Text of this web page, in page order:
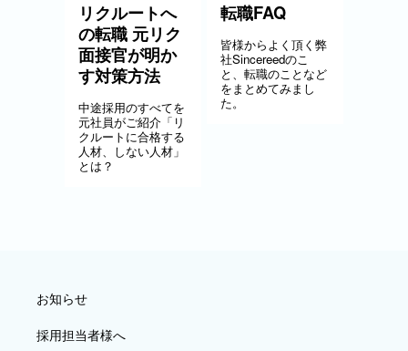
リクルートへ
の転職 元リク
面接官が明か
す対策方法
中途採用のすべてを
元社員がご紹介「リ
クルートに合格する
人材、しない人材」
とは？
転職FAQ
皆様からよく頂く弊
社Sincereedのこ
と、転職のことなど
をまとめてみまし
た。
お知らせ
採用担当者様へ